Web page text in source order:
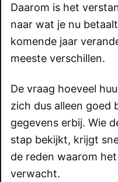
Daarom is het
naar wat je nu
komende jaar
meeste verschillen.
De vraag hoeveel
zich dus alleen goed
gegevens erbij. Wie
stap bekijkt, krijgt
de reden waarom
verwacht.